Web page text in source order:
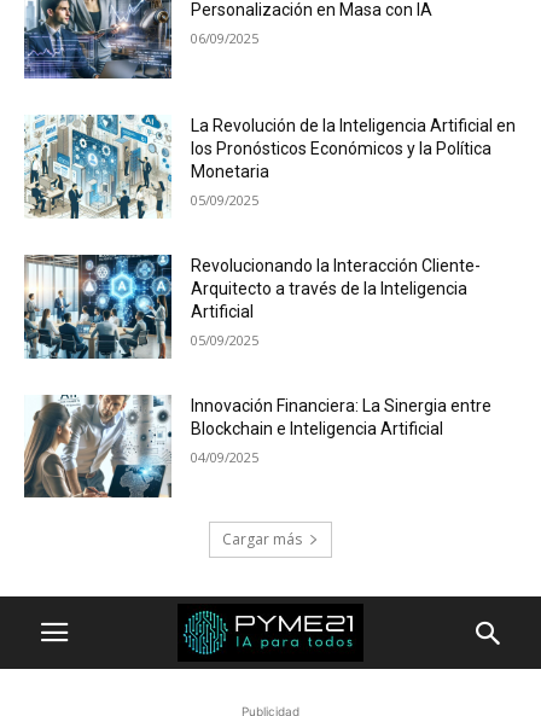
Personalización en Masa con IA
06/09/2025
La Revolución de la Inteligencia Artificial en
los Pronósticos Económicos y la Política
Monetaria
05/09/2025
Revolucionando la Interacción Cliente-
Arquitecto a través de la Inteligencia
Artificial
05/09/2025
Innovación Financiera: La Sinergia entre
Blockchain e Inteligencia Artificial
04/09/2025
Cargar más